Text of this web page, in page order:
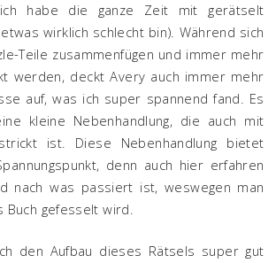
habe die ganze Zeit mit gerätselt
wirklich schlecht bin). Während sich
Teile zusammenfügen und immer mehr
werden, deckt Avery auch immer mehr
auf, was ich super spannend fand. Es
kleine Nebenhandlung, die auch mit
ist. Diese Nebenhandlung bietet
denn auch hier erfahren
nach was passiert ist, weswegen man
Buch gefesselt wird.
den Aufbau dieses Rätsels super gut